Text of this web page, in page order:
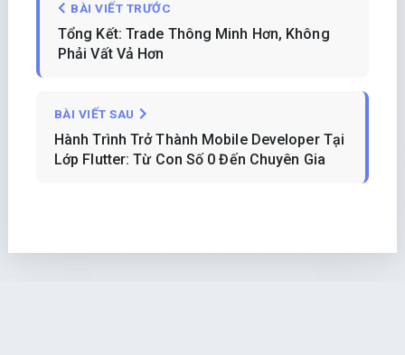
BÀI VIẾT TRƯỚC
Tổng Kết: Trade Thông Minh Hơn, Không
Phải Vất Vả Hơn
BÀI VIẾT SAU
Hành Trình Trở Thành Mobile Developer Tại
Lớp Flutter: Từ Con Số 0 Đến Chuyên Gia